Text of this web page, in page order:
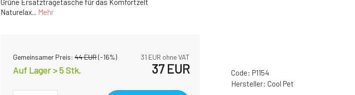
Grüne Ersatztragetasche für das Komfortzelt
Naturelax... Mehr
Gemeinsamer Preis: 44EUR(-16%) 31 EUR ohne VAT
Auf Lager > 5Stk. 37EUR Code: P1154
Hersteller: Cool Pet